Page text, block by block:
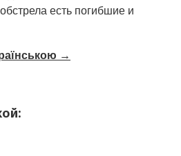
есть погибшие и
→